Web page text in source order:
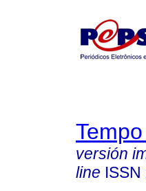
versión
line ISSN